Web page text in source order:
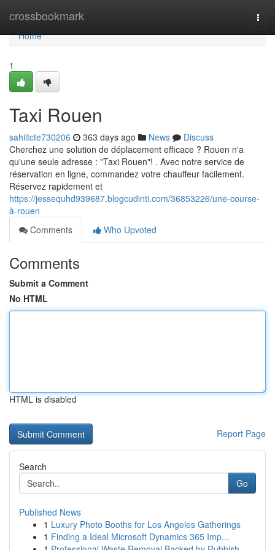
crossbookmark
Home
Home
1
Taxi Rouen
sahiltcte730206 363 days ago News
Discuss
Cherchez une solution de déplacement efficace ? Rouen n'a
qu'une seule adresse : "Taxi Rouen"! . Avec notre service de
réservation en ligne, commandez votre chauffeur facilement.
Réservez rapidement et
https://jessequhd939687.blogcudinti.com/36853226/une-course-
à-rouen
Comments
Who Upvoted
Comments
Submit a Comment
No HTML
HTML is disabled
Report Page
Search
Go
Published News
1 Luxury Photo Booths for Los Angeles Gatherings
1 Finding a Ideal Microsoft Dynamics 365 Imp...